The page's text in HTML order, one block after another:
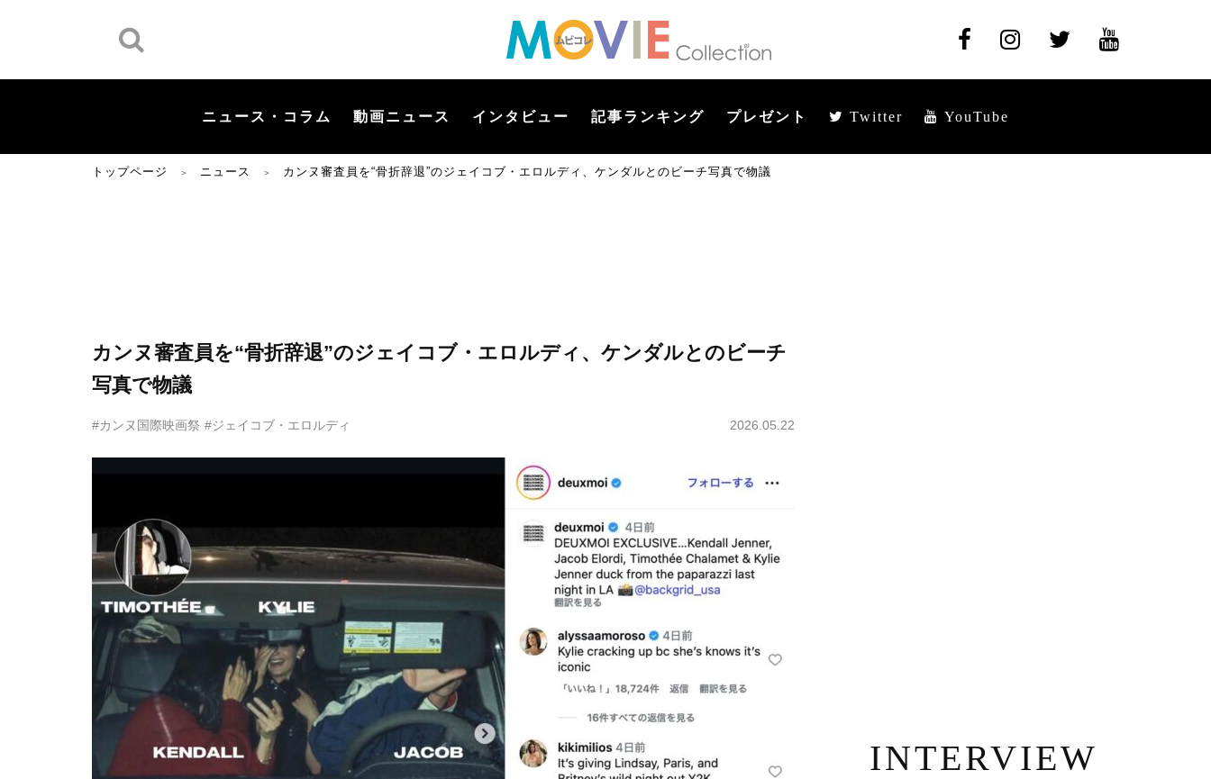
ニュース・コラム 動画ニュース インタビュー 記事ランキング プレゼント Twitter YouTube
トップページ ＞ ニュース ＞ カンヌ審査員を“骨折辞退”のジェイコブ・エロルディ、ケンダルとのビーチ写真で物議
カンヌ審査員を“骨折辞退”のジェイコブ・エロルディ、ケンダルとのビーチ
写真で物議
#カンヌ国際映画祭 #ジェイコブ・エロルディ 2026.05.22
INTERVIEW